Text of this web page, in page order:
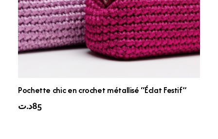
Pochette chic en crochet métallisé “Éclat Festif”
85د.ت